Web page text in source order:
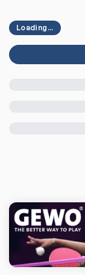
Loading...